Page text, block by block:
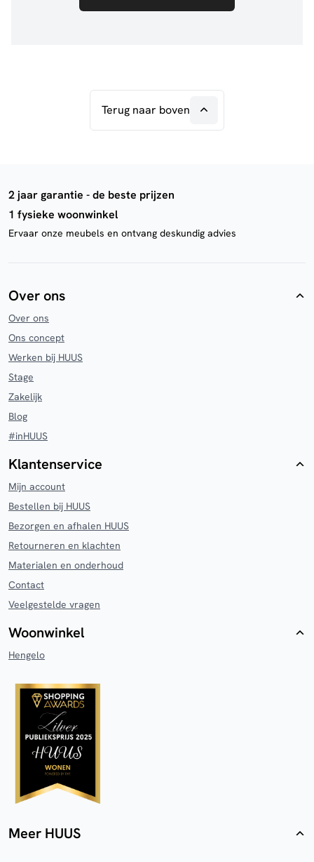
Terug naar boven
2 jaar garantie - de beste prijzen
1 fysieke woonwinkel
Ervaar onze meubels en ontvang deskundig advies
Over ons
Over ons
Ons concept
Werken bij HUUS
Stage
Zakelijk
Blog
#inHUUS
Klantenservice
Mijn account
Bestellen bij HUUS
Bezorgen en afhalen HUUS
Retourneren en klachten
Materialen en onderhoud
Contact
Veelgestelde vragen
Woonwinkel
Hengelo
Meer HUUS